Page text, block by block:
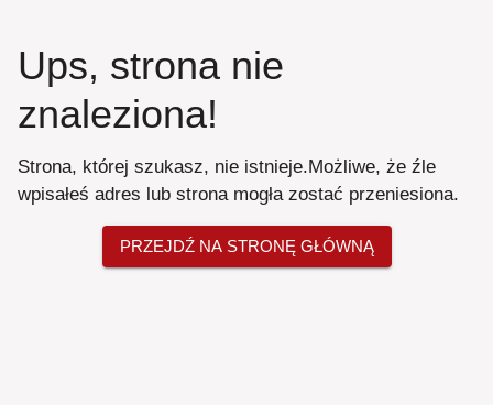
Ups, strona nie
znaleziona!
Strona, której szukasz, nie istnieje.Możliwe, że źle
wpisałeś adres lub strona mogła zostać przeniesiona.
PRZEJDŹ NA STRONĘ GŁÓWNĄ